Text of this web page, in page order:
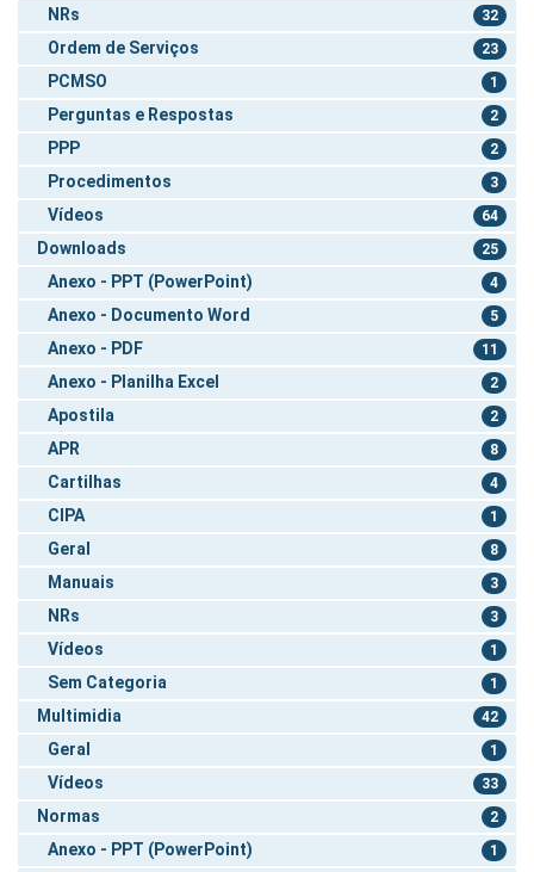
NRs 32
Ordem de Serviços 23
PCMSO 1
Perguntas e Respostas 2
PPP 2
Procedimentos 3
Vídeos 64
Downloads 25
Anexo - PPT (PowerPoint) 4
Anexo - Documento Word 5
Anexo - PDF 11
Anexo - Planilha Excel 2
Apostila 2
APR 8
Cartilhas 4
CIPA 1
Geral 8
Manuais 3
NRs 3
Vídeos 1
Sem Categoria 1
Multimidia 42
Geral 1
Vídeos 33
Normas 2
Anexo - PPT (PowerPoint) 1